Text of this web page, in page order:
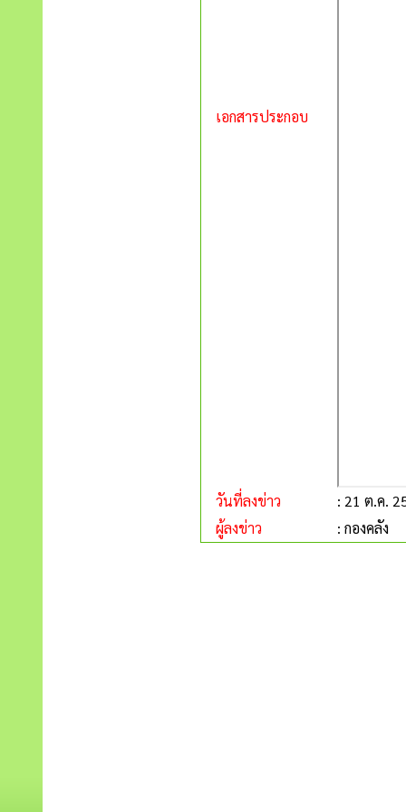
เอกสารประกอบ
วันที่ลงข่าว
: 21 ต.ค.
ผู้ลงข่าว
: กองคลัง